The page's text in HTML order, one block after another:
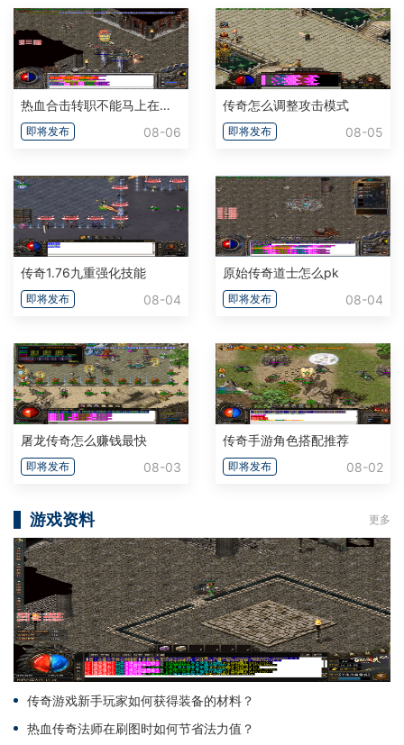
热血合击转职不能马上在转吗
即将发布 08-06
传奇怎么调整攻击模式
即将发布 08-05
传奇1.76九重强化技能
即将发布 08-04
原始传奇道士怎么pk
即将发布 08-04
屠龙传奇怎么赚钱最快
即将发布 08-03
传奇手游角色搭配推荐
即将发布 08-02
游戏资料 更多
传奇游戏新手玩家如何获得装备的材料？
热血传奇法师在刷图时如何节省法力值？